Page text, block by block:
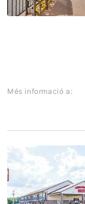
Més informació a: